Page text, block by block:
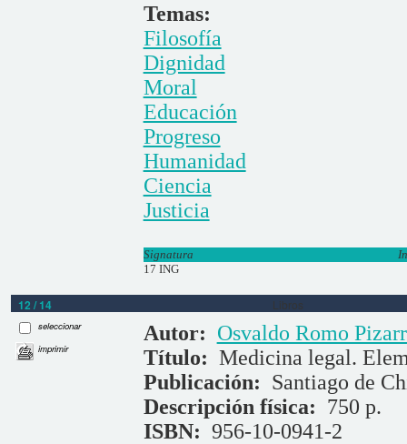
Temas:
Filosofía
Dignidad
Moral
Educación
Progreso
Humanidad
Ciencia
Justicia
Signatura
17 ING
12 / 14 Libros
seleccionar
imprimir
Autor: Osvaldo Romo
Título: Medicina legal.
Publicación: Santiago de
Descripción física: 750 p.
ISBN: 956-10-0941-2